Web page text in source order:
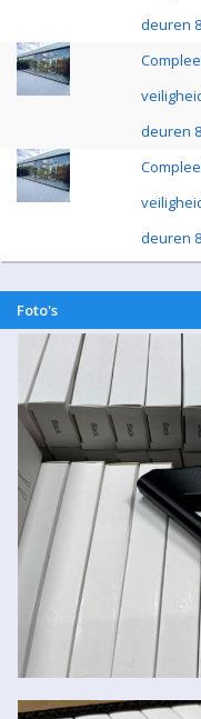
deuren
deuren
deuren
Foto's